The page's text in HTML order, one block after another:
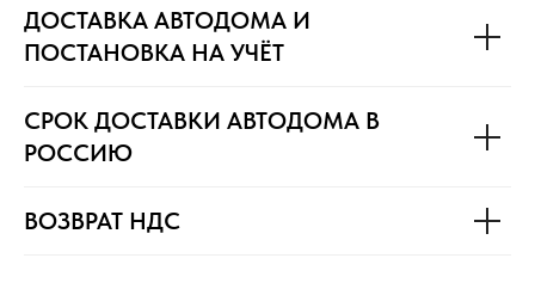
ДОСТАВКА АВТОДОМА И
ПОСТАНОВКА НА УЧЁТ
СРОК ДОСТАВКИ АВТОДОМА В
РОССИЮ
ВОЗВРАТ НДС